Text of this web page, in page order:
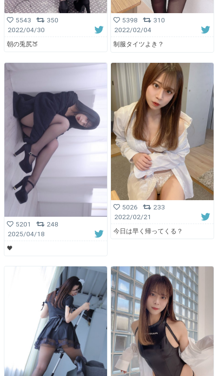
5543
350
2022/04/30
朝の兎尻🍑
5398
310
2022/02/04
制服タイツよき？
5201
248
2025/04/18
🖤
5026
233
2022/02/21
今日は早く帰ってくる？